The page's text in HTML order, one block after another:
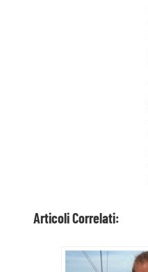
Articoli Correlati: